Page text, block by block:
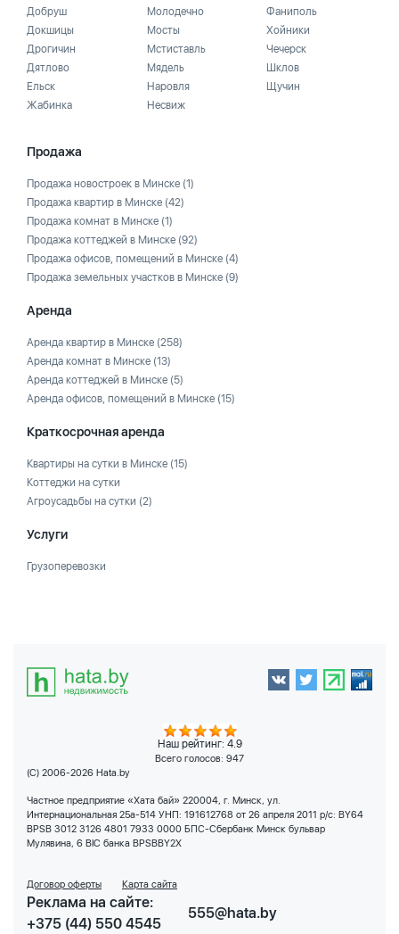
Добруш
Докшицы
Дрогичин
Дятлово
Ельск
Жабинка
Молодечно
Мосты
Мстиставль
Мядель
Наровля
Несвиж
Фаниполь
Хойники
Чечерск
Шклов
Щучин
Продажа
Продажа новостроек в Минске (1)
Продажа квартир в Минске (42)
Продажа комнат в Минске (1)
Продажа коттеджей в Минске (92)
Продажа офисов, помещений в Минске (4)
Продажа земельных участков в Минске (9)
Аренда
Аренда квартир в Минске (258)
Аренда комнат в Минске (13)
Аренда коттеджей в Минске (5)
Аренда офисов, помещений в Минске (15)
Краткосрочная аренда
Квартиры на сутки в Минске (15)
Коттеджи на сутки
Агроусадьбы на сутки (2)
Услуги
Грузоперевозки
Наш рейтинг: 4.9
Всего голосов: 947
(C) 2006-2026 Hata.by
Частное предприятие «Хата бай» 220004, г. Минск, ул.
Интернациональная 25а-514 УНП: 191612768 от 26 апреля 2011 р/с: BY64
BPSB 3012 3126 4801 7933 0000 БПС-Сбербанк Минск бульвар
Мулявина, 6 BIC банка BPSBBY2X
Договор оферты Карта сайта
Реклама на сайте:
+375 (44) 550 4545
555@hata.by